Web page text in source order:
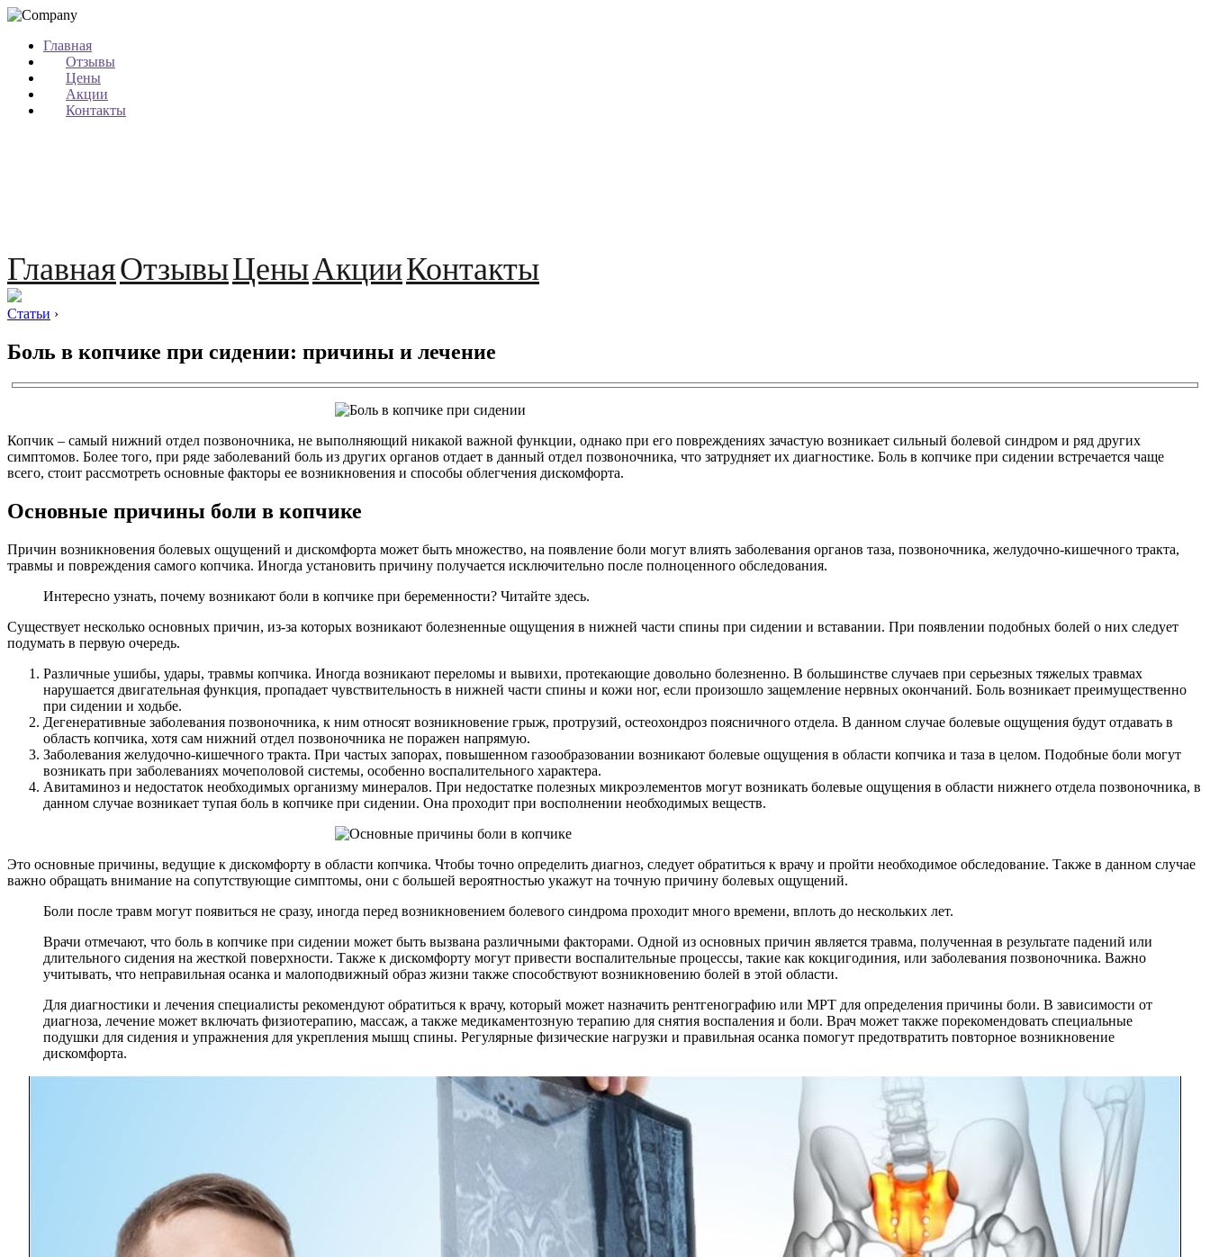
Главная
Отзывы
Цены
Акции
Контакты
ГлавнаяОтзывыЦеныАкцииКонтакты
Статьи ›
Боль в копчике при сидении: причины и лечение
Копчик – самый нижний отдел позвоночника, не выполняющий никакой важной функции, однако при его повреждениях зачастую возникает сильный болевой синдром и ряд других
симптомов. Более того, при ряде заболеваний боль из других органов отдает в данный отдел позвоночника, что затрудняет их диагностике. Боль в копчике при сидении встречается чаще
всего, стоит рассмотреть основные факторы ее возникновения и способы облегчения дискомфорта.
Основные причины боли в копчике
Причин возникновения болевых ощущений и дискомфорта может быть множество, на появление боли могут влиять заболевания органов таза, позвоночника, желудочно-кишечного тракта,
травмы и повреждения самого копчика. Иногда установить причину получается исключительно после полноценного обследования.
Интересно узнать, почему возникают боли в копчике при беременности? Читайте здесь.
Существует несколько основных причин, из-за которых возникают болезненные ощущения в нижней части спины при сидении и вставании. При появлении подобных болей о них следует
подумать в первую очередь.
Различные ушибы, удары, травмы копчика. Иногда возникают переломы и вывихи, протекающие довольно болезненно. В большинстве случаев при серьезных тяжелых травмах
нарушается двигательная функция, пропадает чувствительность в нижней части спины и кожи ног, если произошло защемление нервных окончаний. Боль возникает преимущественно
при сидении и ходьбе.
Дегенеративные заболевания позвоночника, к ним относят возникновение грыж, протрузий, остеохондроз поясничного отдела. В данном случае болевые ощущения будут отдавать в
область копчика, хотя сам нижний отдел позвоночника не поражен напрямую.
Заболевания желудочно-кишечного тракта. При частых запорах, повышенном газообразовании возникают болевые ощущения в области копчика и таза в целом. Подобные боли могут
возникать при заболеваниях мочеполовой системы, особенно воспалительного характера.
Авитаминоз и недостаток необходимых организму минералов. При недостатке полезных микроэлементов могут возникать болевые ощущения в области нижнего отдела позвоночника, в
данном случае возникает тупая боль в копчике при сидении. Она проходит при восполнении необходимых веществ.
Это основные причины, ведущие к дискомфорту в области копчика. Чтобы точно определить диагноз, следует обратиться к врачу и пройти необходимое обследование. Также в данном случае
важно обращать внимание на сопутствующие симптомы, они с большей вероятностью укажут на точную причину болевых ощущений.
Боли после травм могут появиться не сразу, иногда перед возникновением болевого синдрома проходит много времени, вплоть до нескольких лет.
Врачи отмечают, что боль в копчике при сидении может быть вызвана различными факторами. Одной из основных причин является травма, полученная в результате падений или
длительного сидения на жесткой поверхности. Также к дискомфорту могут привести воспалительные процессы, такие как кокцигодиния, или заболевания позвоночника. Важно
учитывать, что неправильная осанка и малоподвижный образ жизни также способствуют возникновению болей в этой области.
Для диагностики и лечения специалисты рекомендуют обратиться к врачу, который может назначить рентгенографию или МРТ для определения причины боли. В зависимости от
диагноза, лечение может включать физиотерапию, массаж, а также медикаментозную терапию для снятия воспаления и боли. Врач может также порекомендовать специальные
подушки для сидения и упражнения для укрепления мышц спины. Регулярные физические нагрузки и правильная осанка помогут предотвратить повторное возникновение
дискомфорта.